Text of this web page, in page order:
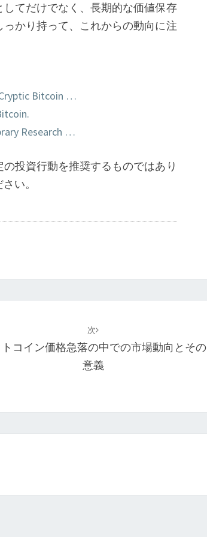
てだけでなく、長期的な価値保存
かり持って、これからの動向に注
Bitcoin …
Research …
投資行動を推奨するものではあり
い。
次
トコイン価格急落の中での市場動向とその
意義